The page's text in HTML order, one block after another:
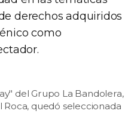
derechos adquiridos
como
del Grupo La Bandolera,
Roca, quedó seleccionada